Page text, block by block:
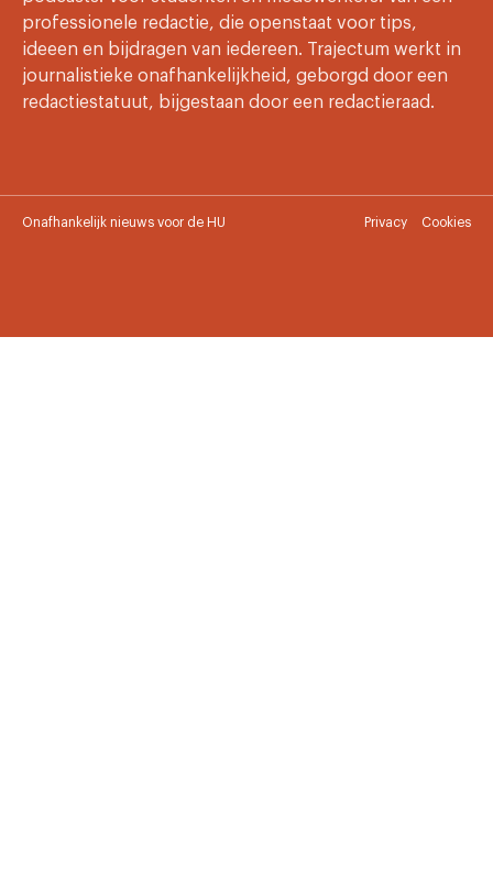
professionele redactie, die openstaat voor tips,
ideeen en bijdragen van iedereen. Trajectum werkt in
journalistieke onafhankelijkheid, geborgd door een
redactiestatuut, bijgestaan door een redactieraad.
Onafhankelijk nieuws voor de HU Privacy Cookies